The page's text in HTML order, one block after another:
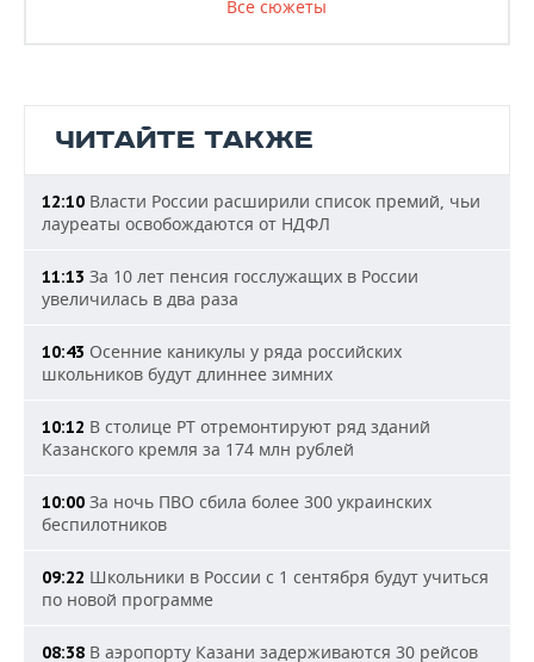
Все сюжеты
ЧИТАЙТЕ ТАКЖЕ
12:10 Власти России расширили список премий, чьи
лауреаты освобождаются от НДФЛ
11:13 За 10 лет пенсия госслужащих в России
увеличилась в два раза
10:43 Осенние каникулы у ряда российских
школьников будут длиннее зимних
10:12 В столице РТ отремонтируют ряд зданий
Казанского кремля за 174 млн рублей
10:00 За ночь ПВО сбила более 300 украинских
беспилотников
09:22 Школьники в России с 1 сентября будут учиться
по новой программе
08:38 В аэропорту Казани задерживаются 30 рейсов